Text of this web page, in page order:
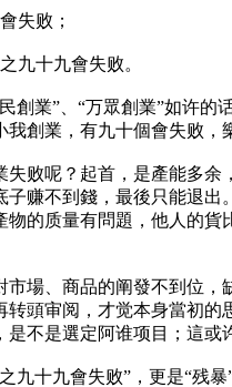
失败；
九十九會失败。
創業”、“万眾創業”如许
創業，有九十個會失败，
失败呢？起首，是產能多
子赚不到錢，最後只能退
物的质量有問題，他人的
市場、商品的阐發不到位
转頭审阅，才觉本身當初
是不是選定阿谁项目；這或
九十九會失败”，更是“残